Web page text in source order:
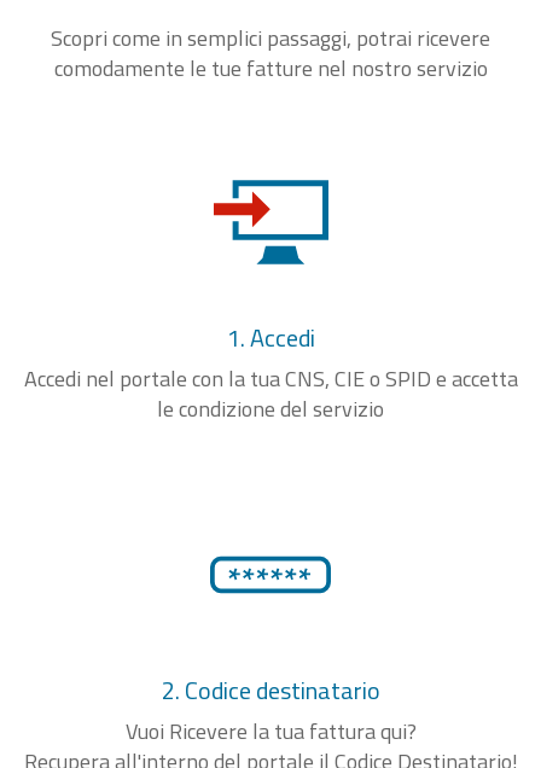
Scopri come in semplici passaggi, potrai ricevere
comodamente le tue fatture nel nostro servizio
1. Accedi
Accedi nel portale con la tua CNS, CIE o SPID e accetta
le condizione del servizio
2. Codice destinatario
Vuoi Ricevere la tua fattura qui?
Recupera all'interno del portale il Codice Destinatario!